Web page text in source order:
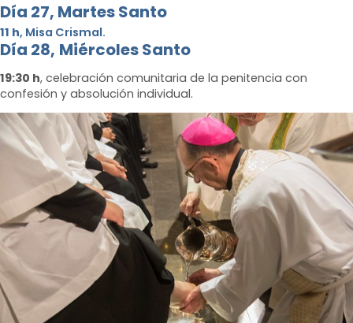
Día 27, MartesSanto
11 h, Misa Crismal.
Día 28, Miércoles Santo
19:30 h, celebración comunitaria de la penitencia con
confesión y absolución individual.